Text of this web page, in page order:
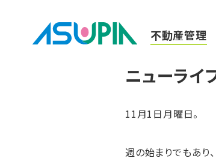
不動産管理
ニューライ
11月1日月曜日。
週の始まりでもあり、